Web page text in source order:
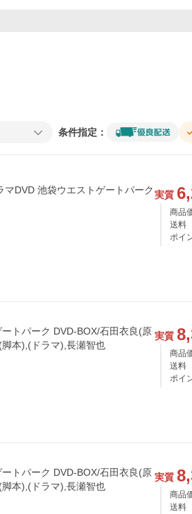
条件指定：
マDVD 池袋ウエストゲートパーク実質
商品
送料
ポイ
トパーク DVD-BOX/石田衣良(原
本),(ドラマ),長瀬智也
実質
商品
送料
ポイ
トパーク DVD-BOX/石田衣良(原
本),(ドラマ),長瀬智也
実質
商品
送料